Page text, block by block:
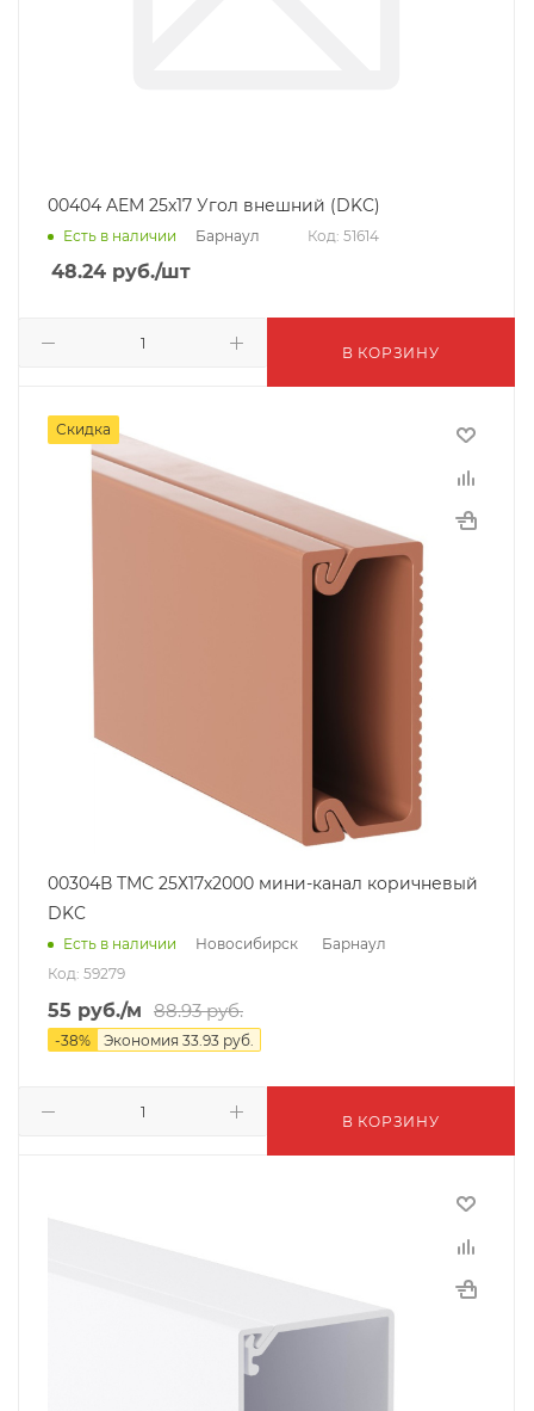
00404 AEM 25x17 Угол внешний (DKC)
Есть в наличии Барнаул Код: 51614
48.24 руб./шт
В КОРЗИНУ
Скидка
00304В ТМС 25Х17х2000 мини-канал коричневый
DKC
Есть в наличии Новосибирск
Барнаул
Код: 59279
55 руб./м 88.93руб.
-38% Экономия 33.93 руб.
В КОРЗИНУ